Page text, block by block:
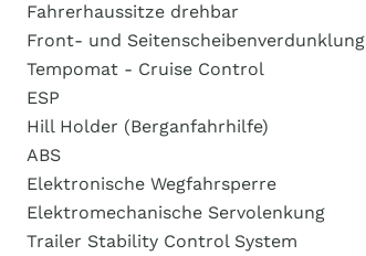
Fahrerhaussitze drehbar
Front- und Seitenscheibenverdunklung
Tempomat - Cruise Control
ESP
Hill Holder (Berganfahrhilfe)
ABS
Elektronische Wegfahrsperre
Elektromechanische Servolenkung
Trailer Stability Control System